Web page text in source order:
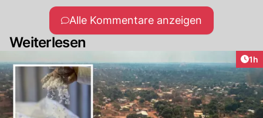
Alle Kommentare anzeigen
Weiterlesen
1h